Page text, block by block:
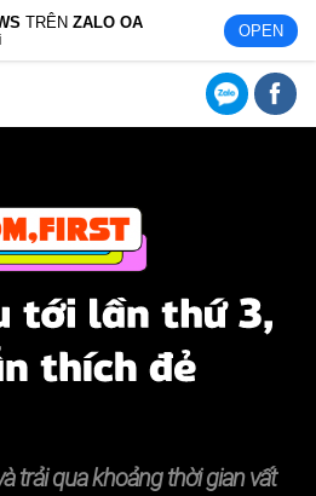
TRÊNZALO OA OPEN
trải qua khoảng thời gian vất